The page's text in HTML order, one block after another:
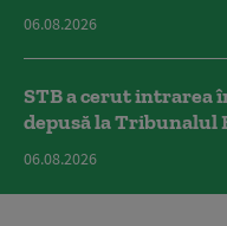
06.08.2026
STB a cerut intrarea
depusă la Tribunalul
06.08.2026